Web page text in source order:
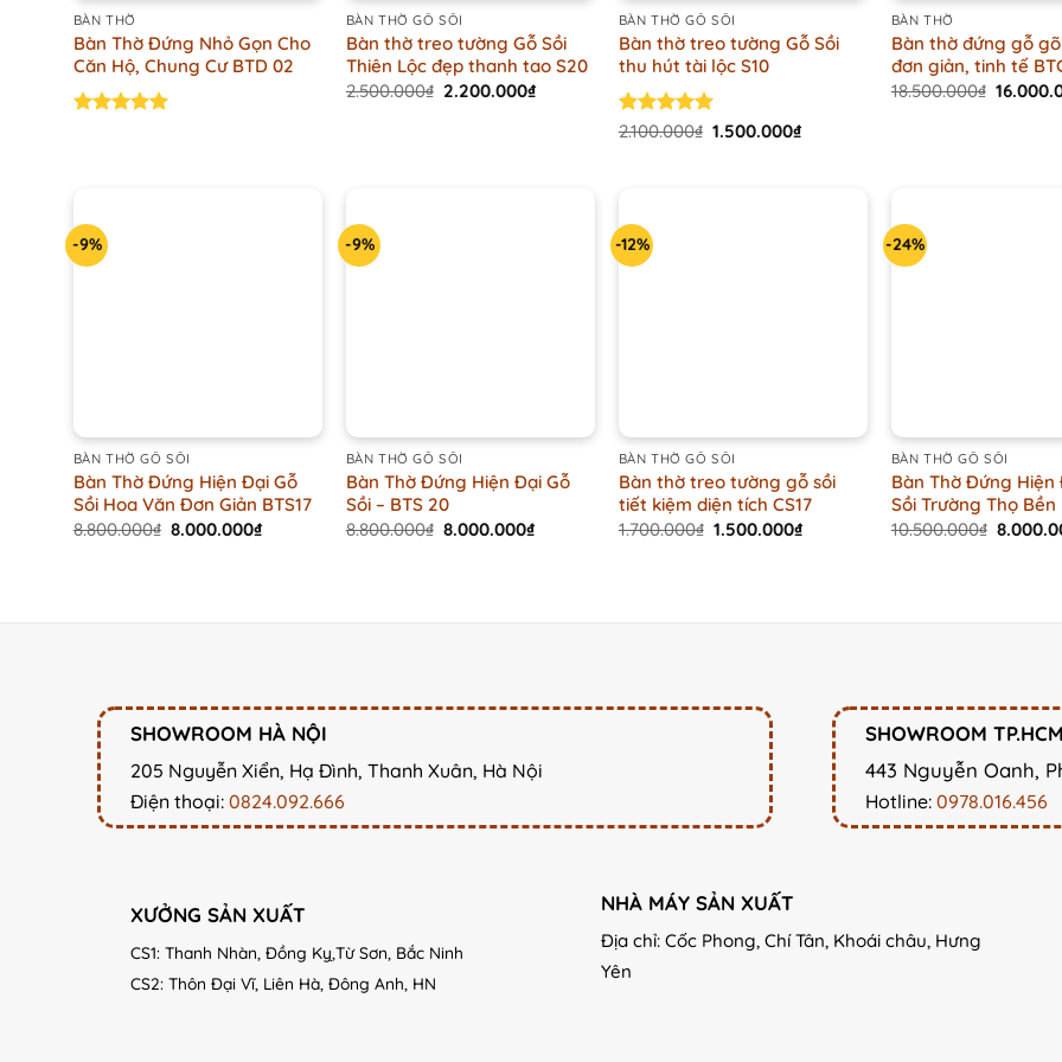
BÀN THỜ
Bàn Thờ Đứng Nhỏ Gọn Cho
Căn Hộ, Chung Cư BTD 02
BÀN THỜ GỖ SỒI
Bàn thờ treo tường Gỗ Sồi
Thiên Lộc đẹp thanh tao S20
2.500.000₫ Original
2.200.000₫Current
2.200.000₫.
BÀN THỜ GỖ SỒI
Bàn thờ treo tường Gỗ Sồi
thu hút tài lộc S10
Rated5.00
2.100.000₫ Original
1.500.000₫Current
BÀN THỜ
Bàn thờ đứng gỗ
đơn giản, tinh tế
18.500.000₫ Original
-9%
BÀN THỜ GỖ SỒI
Bàn Thờ Đứng Hiện Đại Gỗ
Sồi Hoa Văn Đơn Giản BTS17
8.800.000₫ Original
8.000.000₫Current
-9%
BÀN THỜ GỖ SỒI
Bàn Thờ Đứng Hiện Đại Gỗ
Sồi – BTS 20
8.800.000₫ Original
8.000.000₫Current
-12%
BÀN THỜ GỖ SỒI
Bàn thờ treo tường gỗ sồi
tiết kiệm diện tích CS17
1.700.000₫ Original
1.500.000₫Current
-24%
BÀN THỜ GỖ SỒI
Bàn Thờ Đứng Hiện
Sồi Trường Thọ Bền
10.500.000₫ Original
SHOWROOM HÀ NỘI
205 Nguyễn Xiển, Hạ Đình, Thanh Xuân, Hà Nội
Điện thoại: 0824.092.666
SHOWROOM TP.HCM
443 Nguyễn Oanh,
Hotline: 0978.016.456
XƯỞNG SẢN XUẤT
CS1: Thanh Nhàn, Đồng Kỵ,Từ Sơn, Bắc Ninh
CS2: Thôn Đại Vĩ, Liên Hà, Đông Anh, HN
NHÀ MÁY SẢN XUẤT
Địa chỉ: Cốc Phong, Chí Tân, Khoái châu, Hưng
Yên